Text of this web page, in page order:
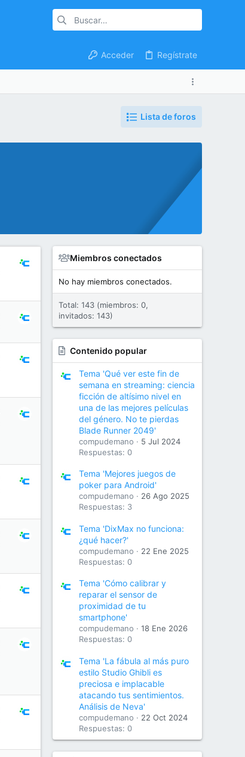
Acceder Regístrate
Lista de foros
Miembros conectados
No hay miembros conectados.
Total: 143 (miembros: 0,
invitados: 143)
Contenido popular
Tema 'Qué ver este fin de
semana en streaming: ciencia
ficción de altísimo nivel en
una de las mejores películas
del género. No te pierdas
Blade Runner 2049'
compudemano
5 Jul 2024
Respuestas: 0
Tema 'Mejores juegos de
poker para Android'
compudemano
26 Ago 2025
Respuestas: 3
Tema 'DixMax no funciona:
¿qué hacer?'
compudemano
22 Ene 2025
Respuestas: 0
Tema 'Cómo calibrar y
reparar el sensor de
proximidad de tu
smartphone'
compudemano
18 Ene 2026
Respuestas: 0
Tema 'La fábula al más puro
estilo Studio Ghibli es
preciosa e implacable
atacando tus sentimientos.
Análisis de Neva'
compudemano
22 Oct 2024
Respuestas: 0